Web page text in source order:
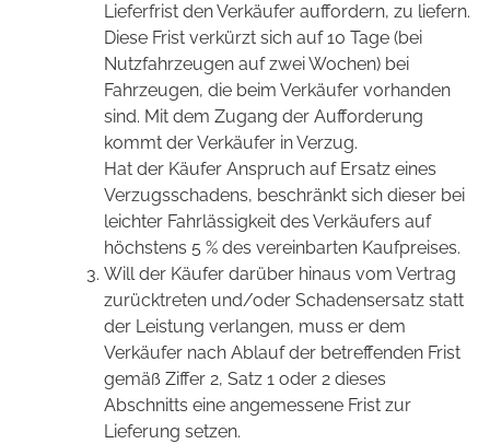
Lieferfrist den Verkäufer auffordern, zu liefern.
Diese Frist verkürzt sich auf 10 Tage (bei
Nutzfahrzeugen auf zwei Wochen) bei
Fahrzeugen, die beim Verkäufer vorhanden
sind. Mit dem Zugang der Aufforderung
kommt der Verkäufer in Verzug.
Hat der Käufer Anspruch auf Ersatz eines
Verzugsschadens, beschränkt sich dieser bei
leichter Fahrlässigkeit des Verkäufers auf
höchstens 5 % des vereinbarten Kaufpreises.
Will der Käufer darüber hinaus vom Vertrag
zurücktreten und/oder Schadensersatz statt
der Leistung verlangen, muss er dem
Verkäufer nach Ablauf der betreffenden Frist
gemäß Ziffer 2, Satz 1 oder 2 dieses
Abschnitts eine angemessene Frist zur
Lieferung setzen.